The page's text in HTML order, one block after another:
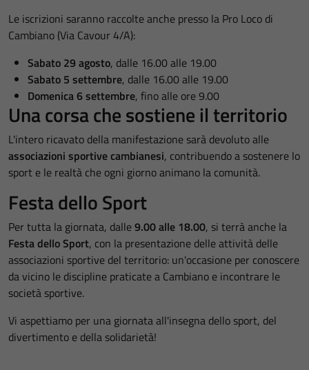
Le iscrizioni saranno raccolte anche presso la Pro Loco di
Cambiano (Via Cavour 4/A):
Sabato 29 agosto, dalle 16.00 alle 19.00
Sabato 5 settembre, dalle 16.00 alle 19.00
Domenica 6 settembre, fino alle ore 9.00
Una corsa che sostiene il territorio
L'intero ricavato della manifestazione sarà devoluto alle
associazioni sportive cambianesi, contribuendo a sostenere lo
sport e le realtà che ogni giorno animano la comunità.
Festa dello Sport
Per tutta la giornata, dalle9.00 alle 18.00, si terrà anche la
Festa dello Sport, con la presentazione delle attività delle
associazioni sportive del territorio: un'occasione per conoscere
da vicino le discipline praticate a Cambiano e incontrare le
società sportive.
Vi aspettiamo per una giornata all'insegna dello sport, del
divertimento e della solidarietà!